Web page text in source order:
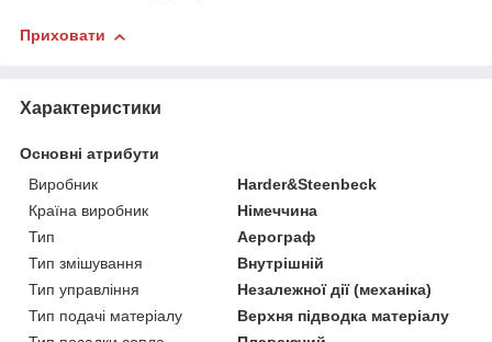
Приховати
Характеристики
Основні атрибути
Виробник
Harder&Steenbeck
Країна виробник
Німеччина
Тип
Аерограф
Тип змішування
Внутрішній
Тип управління
Незалежної дії (механіка)
Тип подачі матеріалу
Верхня підводка матеріалу